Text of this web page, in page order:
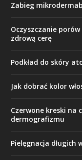
Zabieg
Oczyszczanie
zdrową cerę
Podkład do skóry
Jak dobrać kolor
Czerwone kreski na
dermografizmu
Pielęgnacja długich